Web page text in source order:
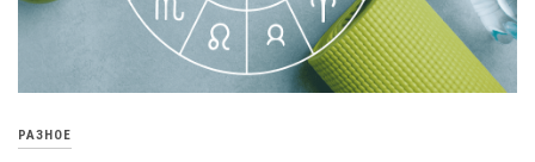
РАЗНОЕ